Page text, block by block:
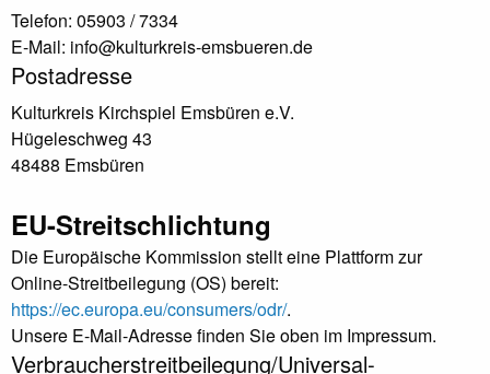
Telefon: 05903 / 7334
E-Mail: info@kulturkreis-emsbueren.de
Postadresse
Kulturkreis Kirchspiel Emsbüren e.V.
Hügeleschweg 43
48488 Emsbüren
EU-Streitschlichtung
Die Europäische Kommission stellt eine Plattform zur
Online-Streitbeilegung (OS) bereit:
https://ec.europa.eu/consumers/odr/.
Unsere E-Mail-Adresse finden Sie oben im Impressum.
Verbraucher­streit­beilegung/Universal­